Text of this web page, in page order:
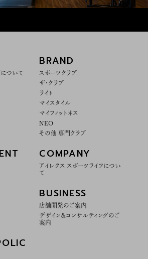
について
BRAND
スポーツクラブ
ザ・クラブ
ライト
マイスタイル
マイフィットネス
NEO
その他 専門クラブ
COMPANY
アイレクス スポーツライフについ
て
BUSINESS
店舗開発のご案内
デザイン＆コンサルティングのご
案内